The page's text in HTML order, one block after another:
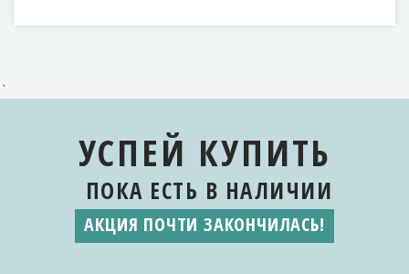
`
УСПЕЙ КУПИТЬ
ПОКА ЕСТЬ В НАЛИЧИИ
АКЦИЯ ПОЧТИ ЗАКОНЧИЛАСЬ!